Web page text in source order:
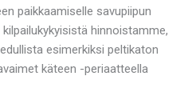
paikkaamiselle savupiipun
hinnoistamme,
esimerkiksi peltikaton
käteen -periaatteella